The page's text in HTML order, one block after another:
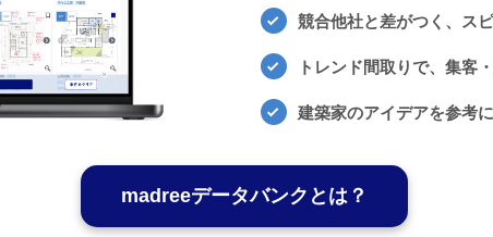
競合他社と差がつく、ス
トレンド間取りで、集客
建築家のアイデアを参考
madreeデータバンクとは？